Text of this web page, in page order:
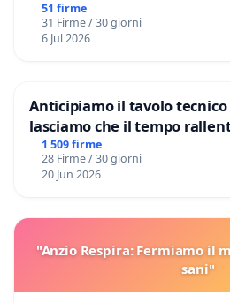
51 firme
31 Firme / 30 giorni
6 Jul 2026
Anticipiamo il tavolo
lasciamo che il tempo
Domenico Racanati
1 509 firme
28 Firme / 30 giorni
20 Jun 2026
"Anzio Respira: Fermiamo il
sani"